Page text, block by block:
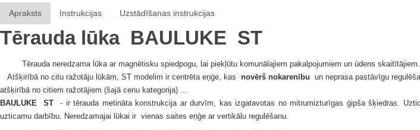
Apraksts Instrukcijas Uzstādīšanas instrukcijas
Tērauda lūka BAULUKE ST
Tērauda neredzama lūka ar magnētisku spiedpogu, lai piekļūtu komunālajiem pakalpojumiem un ūdens skaitītājiem.
Atšķirībā no citu ražotāju lūkām, ST modelim ir centrēta eņģe, kas novērš nokarenību un neprasa pastāvīgu
atšķirībā no citiem ražotājiem (šajā cenu kategorija) ...
BAULUKE
ST - ir tērauda metināta konstrukcija ar durvīm, kas izgatavotas no mitrumizturīgas ģipša šķiedras.
uzticamu darbību. Neredzamajai lūkai ir vienas saites eņģe ar vertikālu regulēšanu.